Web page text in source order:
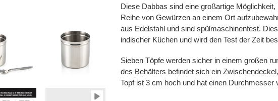
Diese Dabbas sind eine großartige
Reihe von Gewürzen an einem Ort
aus Edelstahl und sind spülmaschinenfest.
indischer Küchen und wird den Test der Zeit
Sieben Töpfe werden sicher in einem großen
des Behälters befindet sich ein
Topf ist 3 cm hoch und hat einen Durchmesser